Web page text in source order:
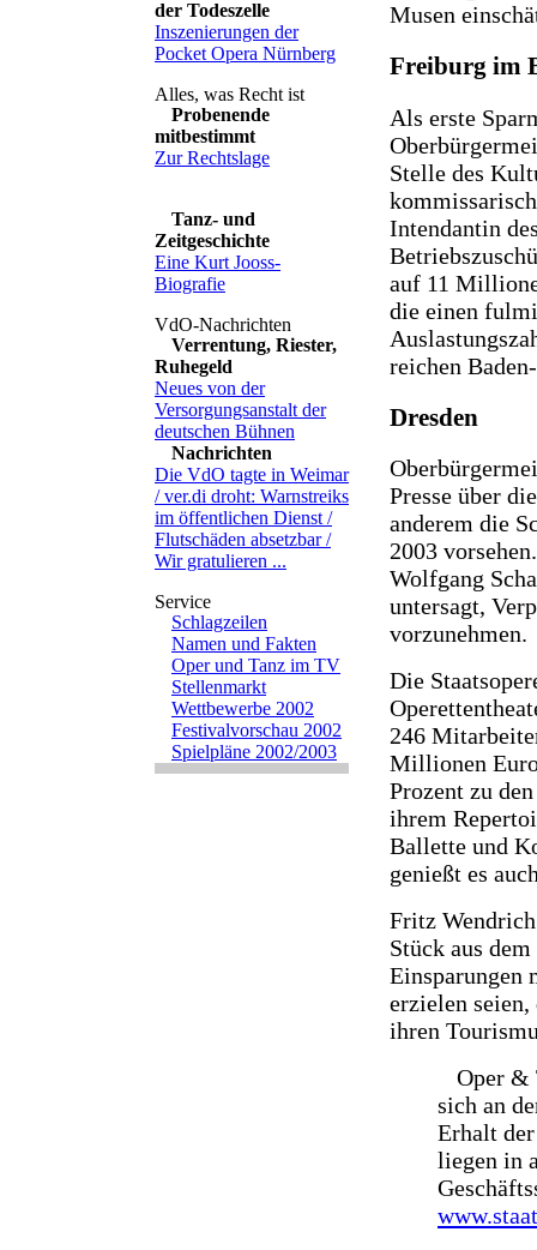
der Todeszelle
Inszenierungen der
Pocket Opera Nürnberg
Probenende
mitbestimmt
Zur Rechtslage
Tanz- und
Zeitgeschichte
Eine Kurt Jooss-
Biografie
Verrentung, Riester,
Ruhegeld
Neues von der
Versorgungsanstalt der
deutschen Bühnen
Nachrichten
Die VdO tagte in Weimar
/ ver.di droht: Warnstreiks
im öffentlichen Dienst /
Flutschäden absetzbar /
Wir gratulieren ...
Schlagzeilen
Namen und Fakten
Oper und Tanz im TV
Stellenmarkt
Wettbewerbe 2002
Festivalvorschau 2002
Spielpläne 2002/2003
Musen
Freiburg im
Als erste
Stelle des
Intendantin
auf 11
die einen
reichen
Dresden
Presse über
anderem die
2003
Wolfgang
untersagt,
vorzunehmen.
Die
246
Millionen
Prozent zu
ihrem
Ballette und
genießt es
Fritz Wendrich
Stück aus
Einsparungen
erzielen seien,
ihren
Oper &
sich an
Erhalt
liegen in